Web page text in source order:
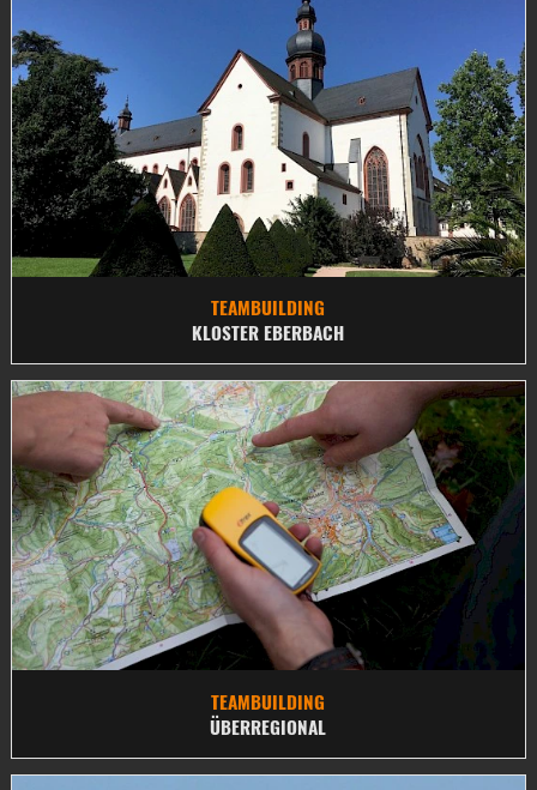
TEAMBUILDING
KLOSTER EBERBACH
TEAMBUILDING
ÜBERREGIONAL